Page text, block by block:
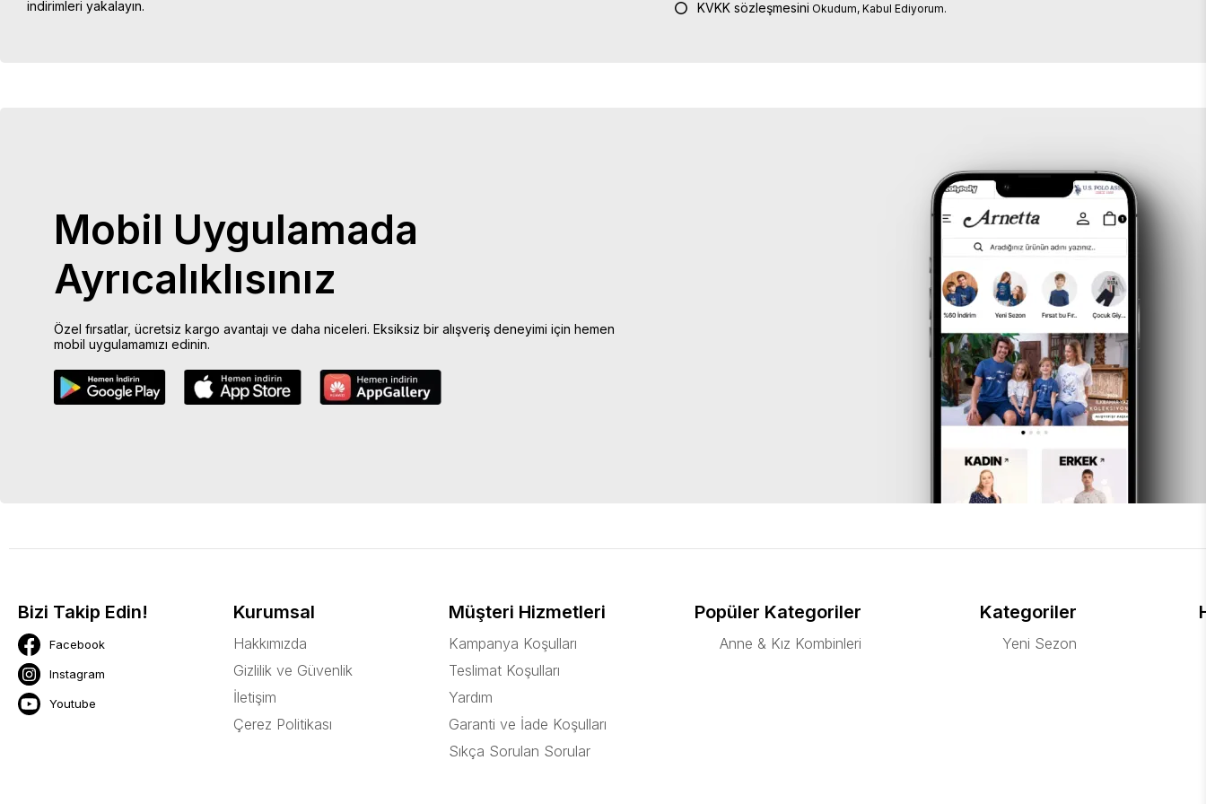
indirimleri yakalayın. KVKK sözleşmesini Okudum, Kabul Ediyorum.
Mobil Uygulamada
Ayrıcalıklısınız
Özel fırsatlar, ücretsiz kargo avantajı ve daha niceleri. Eksiksiz bir alışveriş deneyimi için hemen
mobil uygulamamızı edinin.
Bizi Takip Edin!
Facebook
Instagram
Youtube
Kurumsal
Hakkımızda
Gizlilik ve Güvenlik
İletişim
Çerez Politikası
Müşteri Hizmetleri
Kampanya Koşulları
Teslimat Koşulları
Yardım
Garanti ve İade Koşulları
Sıkça Sorulan Sorular
Popüler Kategoriler
Anne & Kız Kombinleri
Kategoriler
Yeni Sezon